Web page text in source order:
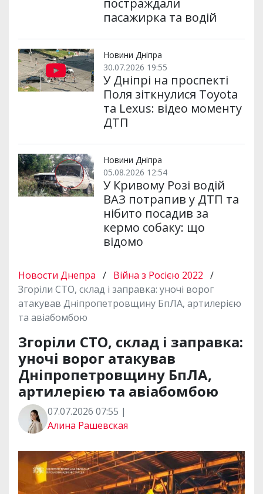
постраждали
пасажирка та водій
Новини Дніпра
30.07.2026 19:55
У Дніпрі на проспекті
Поля зіткнулися Toyota
та Lexus: відео моменту
ДТП
Новини Дніпра
05.08.2026 12:54
У Кривому Розі водій
ВАЗ потрапив у ДТП та
нібито посадив за
кермо собаку: що
відомо
Новости Днепра / Війна з Росією 2022 /
Згоріли СТО, склад і заправка: уночі ворог
атакував Дніпропетровщину БпЛА, артилерією
та авіабомбою
Згоріли СТО, склад і заправка:
уночі ворог атакував
Дніпропетровщину БпЛА,
артилерією та авіабомбою
07.07.2026 07:55 |
Алина Рашевская